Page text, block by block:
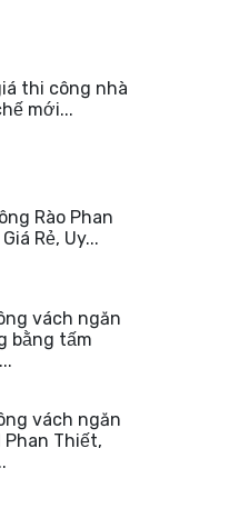
thi công nhà
mới...
Rào Phan
Rẻ, Uy...
vách ngăn
bằng tấm
vách ngăn
Phan Thiết,